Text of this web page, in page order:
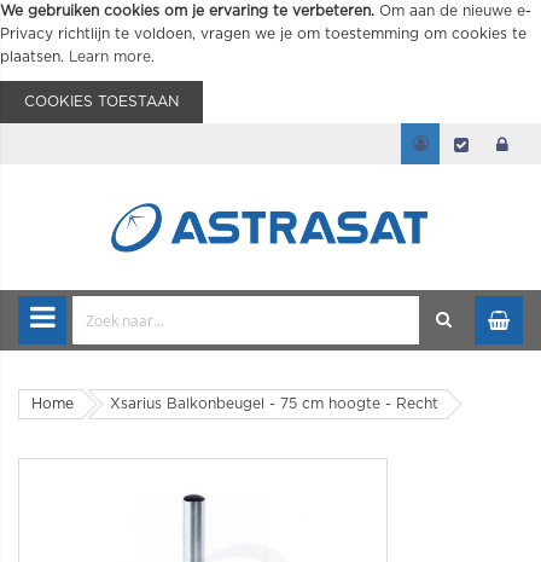
We gebruiken cookies om je ervaring te verbeteren. Om aan de nieuwe e-
Privacy richtlijn te voldoen, vragen we je om toestemming om cookies te
plaatsen.
Learn more.
COOKIES TOESTAAN
Home Xsarius Balkonbeugel - 75 cm hoogte - Recht